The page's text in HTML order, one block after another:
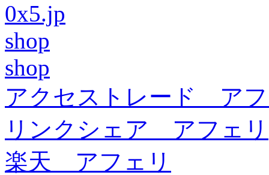
0x5.jp
shop
shop
アクセストレード ア
リンクシェア アフェリ
楽天 アフェリ